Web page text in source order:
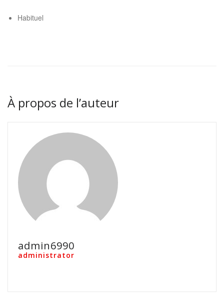
Habituel
À propos de l’auteur
admin6990
administrator